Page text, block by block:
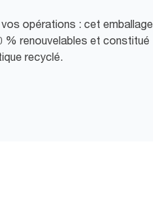
opérations : cet emballage
% renouvelables et constitué
recyclé.